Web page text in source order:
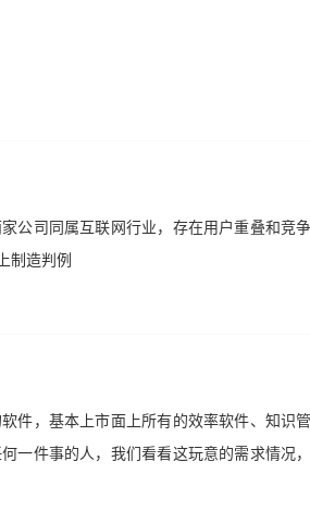
公司同属互联网行业，存在用户重叠和竞
制造判例
件，基本上市面上所有的效率软件、知识
一件事的人，我们看看这玩意的需求情况